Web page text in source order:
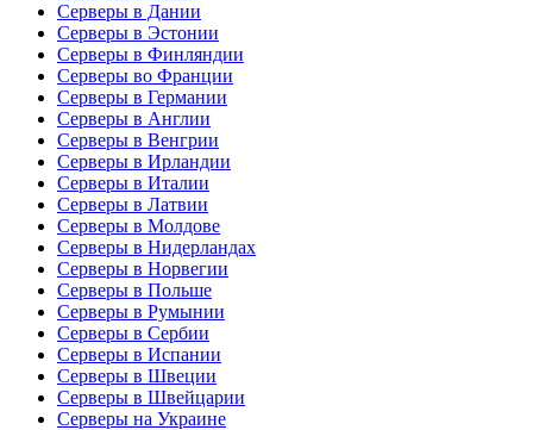
Серверы в Дании
Серверы в Эстонии
Серверы в Финляндии
Серверы во Франции
Серверы в Германии
Серверы в Англии
Серверы в Венгрии
Серверы в Ирландии
Серверы в Италии
Серверы в Латвии
Серверы в Молдове
Серверы в Нидерландах
Серверы в Норвегии
Серверы в Польше
Серверы в Румынии
Серверы в Сербии
Серверы в Испании
Серверы в Швеции
Серверы в Швейцарии
Серверы на Украине